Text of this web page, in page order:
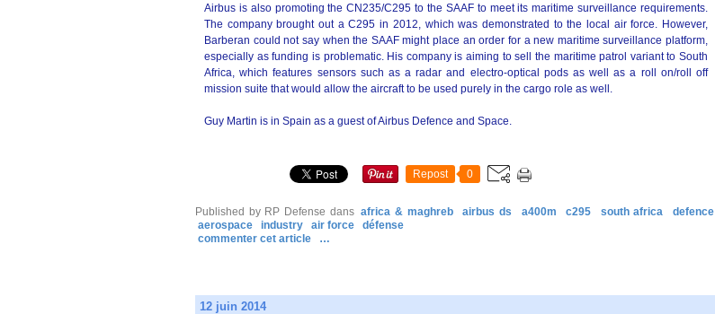
Airbus is also promoting the CN235/C295 to the SAAF to meet its maritime surveillance requirements.
The company brought out a C295 in 2012, which was demonstrated to the local air force. However,
Barberan could not say when the SAAF might place an order for a new maritime surveillance platform,
especially as funding is problematic. His company is aiming to sell the maritime patrol variant to South
Africa, which features sensors such as a radar and electro-optical pods as well as a roll on/roll off
mission suite that would allow the aircraft to be used purely in the cargo role as well.
Guy Martin is in Spain as a guest of Airbus Defence and Space.
Repost 0
Published by RP Defense dans africa & maghreb airbus ds a400m c295 south africa
defence
aerospace
industry air force
défense
commenter cet article
…
12 juin 2014